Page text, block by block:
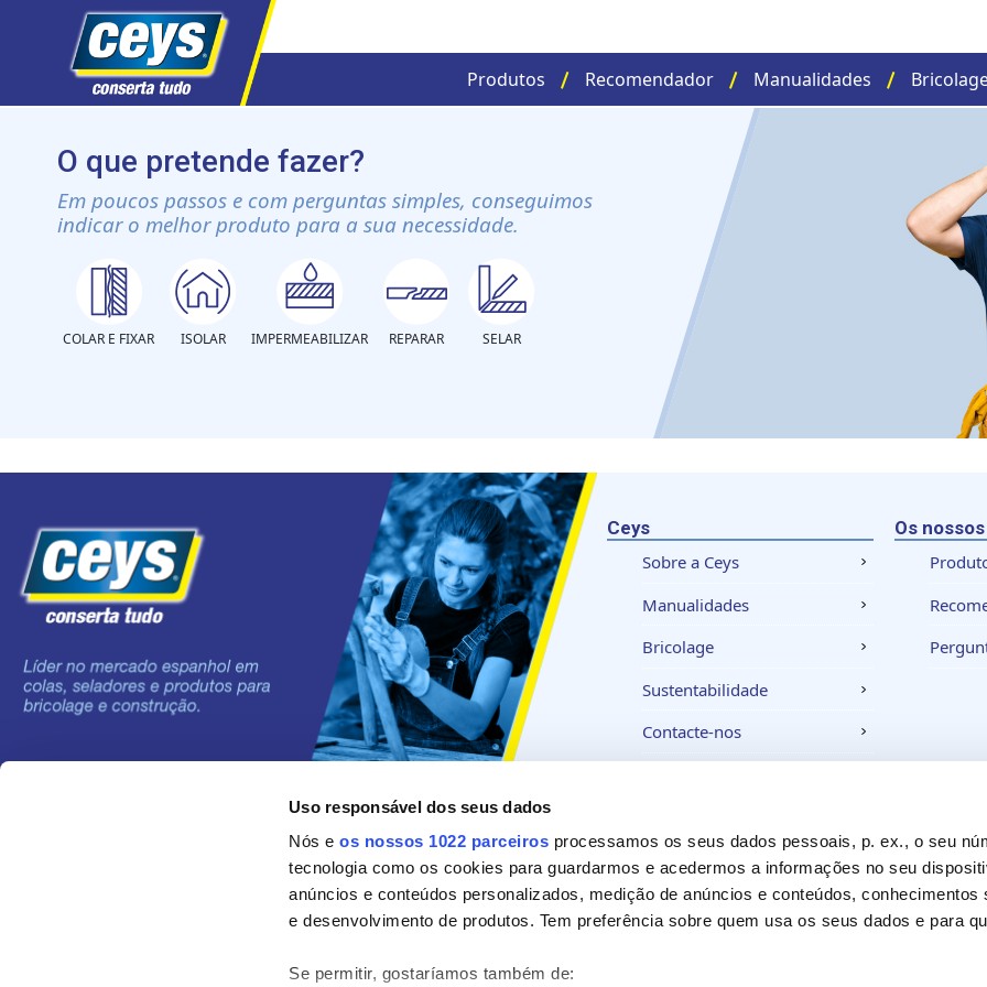
Uso responsável dos seus dados
Nós eos nossos 1022 parceiros processamos os seus dados pessoais, p. ex., o seu
tecnologia como os cookies para guardarmos e acedermos a informações no seu
anúncios e conteúdos personalizados, medição de anúncios e conteúdos, conhecimentos
e desenvolvimento de produtos. Tem preferência sobre quem usa os seus dados e para
Se permitir, gostaríamos também de:
Produtos Recomendador Manualidades
O que pretende fazer?
Em poucos passos e com perguntas simples, conseguimos
indicar o melhor produto para a sua necessidade.
COLAR E FIXAR ISOLAR IMPERMEABILIZAR REPARAR SELAR
Ceys
Sobre a Ceys
Manualidades
Bricolage
Sustentabilidade
Contacte-nos
Os